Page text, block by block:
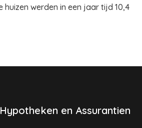
huizen werden in een jaar tijd 10,4
en Assurantien